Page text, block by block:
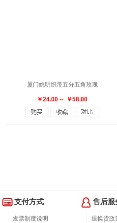
835印847 847 847印029
厦门姚明织带五分五角玫瑰
￥24.00 -- ￥58.00
支付方式
发票制度说明
售后服
退换货政